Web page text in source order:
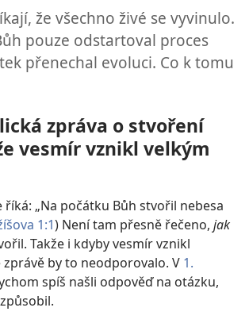
že všechno živé se vyvinulo.
pouze odstartoval proces
přenechal evoluci. Co k tomu
zpráva o stvoření
vesmír vznikl velkým
říká: „Na počátku Bůh stvořil nebesa
1:1) Není tam přesně řečeno, jak
Takže i kdyby vesmír vznikl
by to neodporovalo. V 1.
spíš našli odpověď na otázku,